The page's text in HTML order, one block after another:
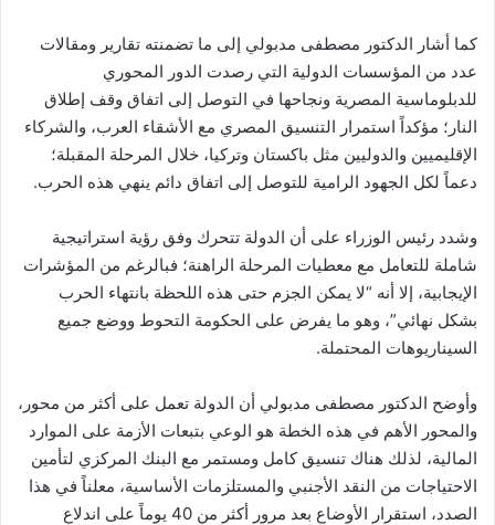
كما أشار الدكتور مصطفى مدبولي إلى ما تضمنته تقارير ومقالات
عدد من المؤسسات الدولية التي رصدت الدور المحوري
للدبلوماسية المصرية ونجاحها في التوصل إلى اتفاق وقف إطلاق
النار؛ مؤكداً استمرار التنسيق المصري مع الأشقاء العرب، والشركاء
الإقليميين والدوليين مثل باكستان وتركيا، خلال المرحلة المقبلة؛
دعماً لكل الجهود الرامية للتوصل إلى اتفاق دائم ينهي هذه الحرب.
وشدد رئيس الوزراء على أن الدولة تتحرك وفق رؤية استراتيجية
شاملة للتعامل مع معطيات المرحلة الراهنة؛ فبالرغم من المؤشرات
الإيجابية، إلا أنه “لا يمكن الجزم حتى هذه اللحظة بانتهاء الحرب
بشكل نهائي”، وهو ما يفرض على الحكومة التحوط ووضع جميع
السيناريوهات المحتملة.
وأوضح الدكتور مصطفى مدبولي أن الدولة تعمل على أكثر من محور،
والمحور الأهم في هذه الخطة هو الوعي بتبعات الأزمة على الموارد
المالية، لذلك هناك تنسيق كامل ومستمر مع البنك المركزي لتأمين
الاحتياجات من النقد الأجنبي والمستلزمات الأساسية، معلناً في هذا
الصدد، استقرار الأوضاع بعد مرور أكثر من 40 يوماً على اندلاع